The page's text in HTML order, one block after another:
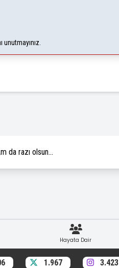
da razı olsun...
Hayata Dair
1.967 3.423